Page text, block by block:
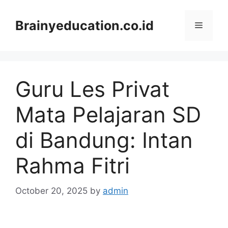
contentBrainyeducation.co.id Menu
Guru Les Privat
Mata Pelajaran SD
di Bandung: Intan
Rahma Fitri
October 20, 2025 by admin